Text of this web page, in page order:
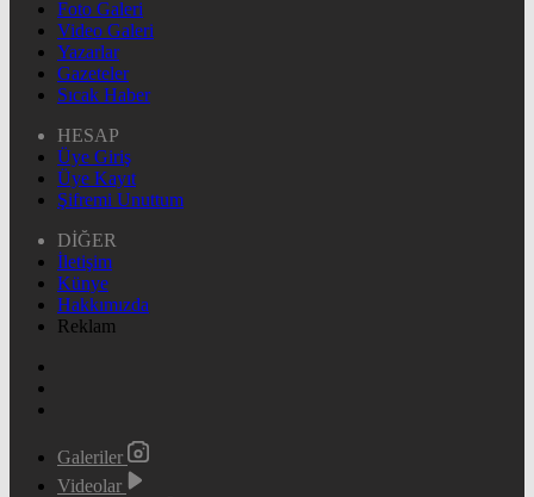
Foto Galeri
Video Galeri
Yazarlar
Gazeteler
Sıcak Haber
HESAP
Üye Giriş
Üye Kayıt
Şifremi Unuttum
DİĞER
İletişim
Künye
Hakkımızda
Reklam
Galeriler
Videolar